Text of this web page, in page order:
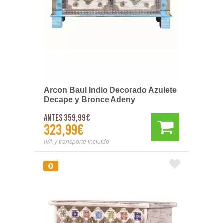
Arcon Baul Indio Decorado Azulete
Decape y Bronce Adeny
Antes 359,99€
323,99€
IVA y transporte incluido